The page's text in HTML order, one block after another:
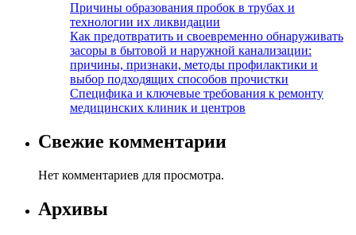
Причины образования пробок в трубах и
технологии их ликвидации
Как предотвратить и своевременно обнаруживать
засоры в бытовой и наружной канализации:
причины, признаки, методы профилактики и
выбор подходящих способов прочистки
Специфика и ключевые требования к ремонту
медицинских клиник и центров
Свежие комментарии
Нет комментариев для просмотра.
Архивы